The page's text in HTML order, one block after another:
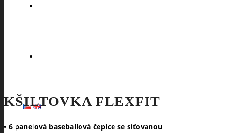
KŠILTOVKA FLEXFIT
• 6 panelová baseballová čepice se síťovanou